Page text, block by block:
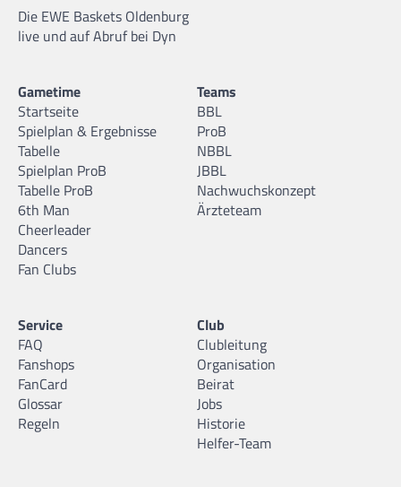
Die EWE Baskets Oldenburg
live und auf Abruf bei Dyn
Gametime
Startseite
Spielplan & Ergebnisse
Tabelle
Spielplan ProB
Tabelle ProB
6th Man
Cheerleader
Dancers
Fan Clubs
Teams
BBL
ProB
NBBL
JBBL
Nachwuchskonzept
Ärzteteam
Service
FAQ
Fanshops
FanCard
Glossar
Regeln
Club
Clubleitung
Organisation
Beirat
Jobs
Historie
Helfer-Team